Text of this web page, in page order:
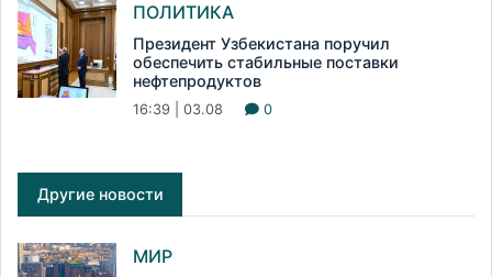
ПОЛИТИКА
Президент Узбекистана поручил
обеспечить стабильные поставки
нефтепродуктов
16:39 | 03.08 0
Другие новости
МИР